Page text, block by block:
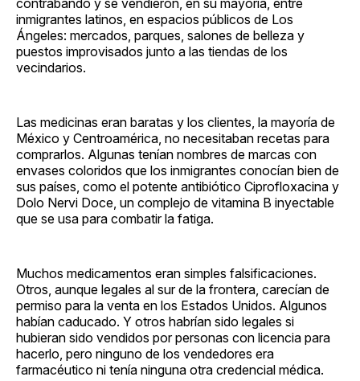
inmigrantes latinos, en espacios públicos de Los
Ángeles: mercados, parques, salones de belleza y
puestos improvisados junto a las tiendas de los
vecindarios.
Las medicinas eran baratas y los clientes, la mayoría de
México y Centroamérica, no necesitaban recetas para
comprarlos. Algunas tenían nombres de marcas con
envases coloridos que los inmigrantes conocían bien de
sus países, como el potente antibiótico Ciprofloxacina y
Dolo Nervi Doce, un complejo de vitamina B inyectable
que se usa para combatir la fatiga.
Muchos medicamentos eran simples falsificaciones.
Otros, aunque legales al sur de la frontera, carecían de
permiso para la venta en los Estados Unidos. Algunos
habían caducado. Y otros habrían sido legales si
hubieran sido vendidos por personas con licencia para
hacerlo, pero ninguno de los vendedores era
farmacéutico ni tenía ninguna otra credencial médica.